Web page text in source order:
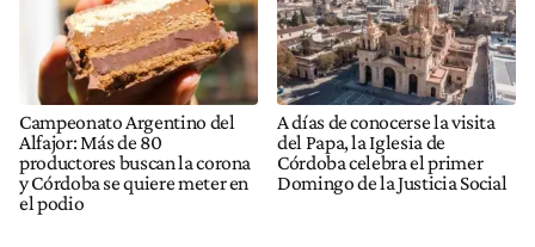
Campeonato Argentino del
Alfajor: Más de 80
productores buscan la corona
y Córdoba se quiere meter en
el podio
A días de conocerse la visita
del Papa, la Iglesia de
Córdoba celebra el primer
Domingo de la Justicia Social